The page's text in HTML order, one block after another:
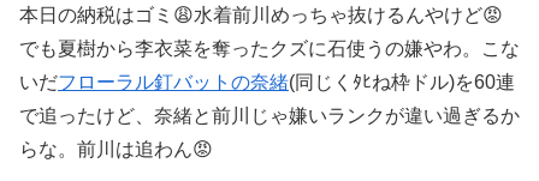
本日の納税はゴミ😩水着前川めっちゃ抜けるんやけど😡
でも夏樹から李衣菜を奪ったクズに石使うの嫌やわ。こな
いだフローラル釘バットの奈緒(同じくﾀﾋね枠ドル)を60連
で追ったけど、奈緒と前川じゃ嫌いランクが違い過ぎるか
らな。前川は追わん😡